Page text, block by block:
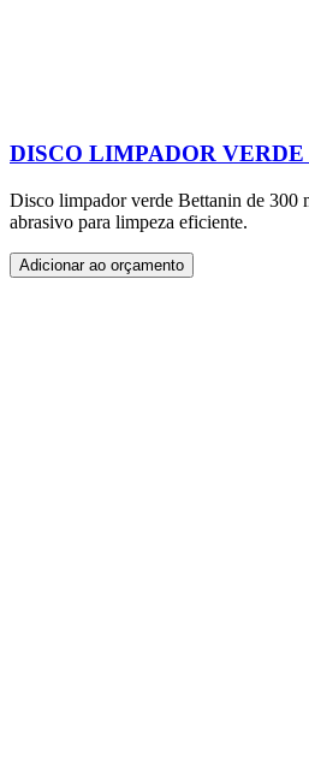
DISCO LIMPADOR
Disco limpador verde Bettanin de 300
abrasivo para limpeza eficiente.
Adicionar ao orçamento